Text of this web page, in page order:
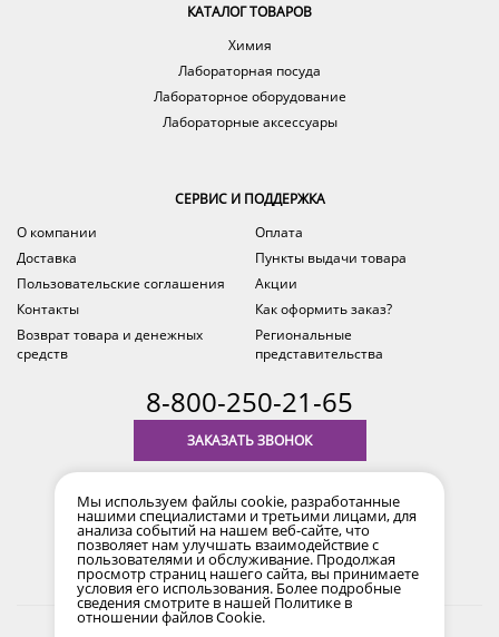
КАТАЛОГ ТОВАРОВ
Химия
Лабораторная посуда
Лабораторное оборудование
Лабораторные аксессуары
СЕРВИС И ПОДДЕРЖКА
О компании
Оплата
Доставка
Пункты выдачи товара
Пользовательские соглашения
Акции
Контакты
Как оформить заказ?
Возврат товара и денежных
средств
Региональные
представительства
8-800-250-21-65
ЗАКАЗАТЬ ЗВОНОК
время по Уфе (MSK+2)
2017-2026 © Все права защищены. Информация сайта
Мы используем файлы cookie, разработанные
нашими специалистами и третьими лицами, для
анализа событий на нашем веб-сайте, что
позволяет нам улучшать взаимодействие с
пользователями и обслуживание. Продолжая
просмотр страниц нашего сайта, вы принимаете
условия его использования. Более подробные
сведения смотрите в нашей Политике в
отношении файлов Cookie.